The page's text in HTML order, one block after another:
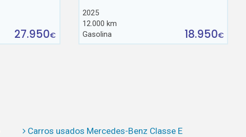
27.950€
2025
12.000 km
Gasolina
18.950€
Carros usados Mercedes-Benz Classe E